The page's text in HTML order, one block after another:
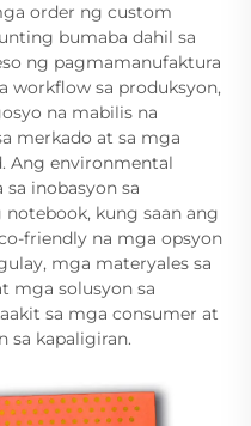
order ng custom
bumaba dahil sa
ng pagmamanufaktura
workflow sa produksyon,
na mabilis na
merkado at sa mga
Ang environmental
inobasyon sa
kung saan ang
friendly na mga opsyon
mga materyales sa
mga solusyon sa
sa mga consumer at
sa kapaligiran.